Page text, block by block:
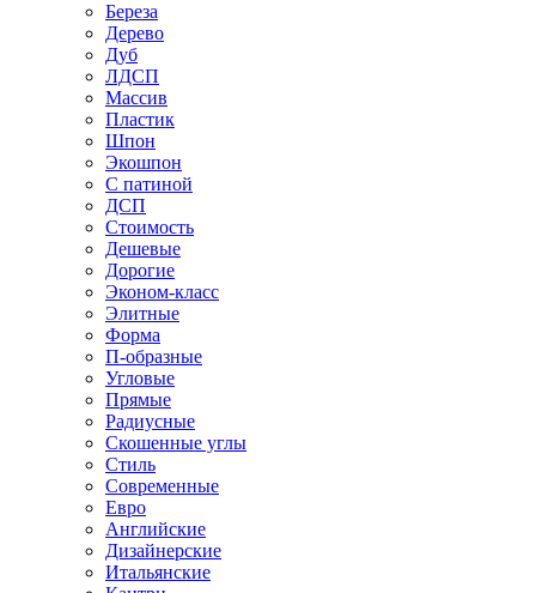
Береза
Дерево
Дуб
ЛДСП
Массив
Пластик
Шпон
Экошпон
С патиной
ДСП
Стоимость
Дешевые
Дорогие
Эконом-класс
Элитные
Форма
П-образные
Угловые
Прямые
Радиусные
Скошенные углы
Стиль
Современные
Евро
Английские
Дизайнерские
Итальянские